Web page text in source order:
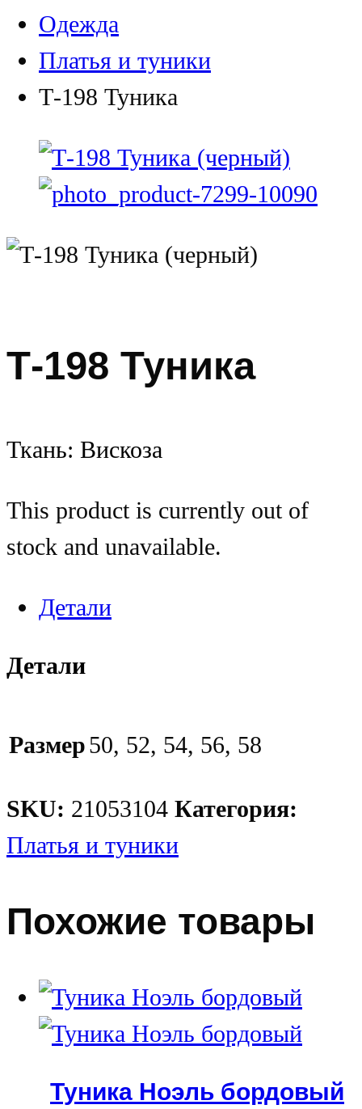
Одежда
Платья и туники
Т-198 Туника
Т-198 Туника
Ткань: Вискоза
This product is currently out of
stock and unavailable.
Детали
Детали
Размер50, 52, 54, 56, 58
SKU: 21053104 Категория:
Платья и туники
Похожие товары
Туника Ноэль бордовый